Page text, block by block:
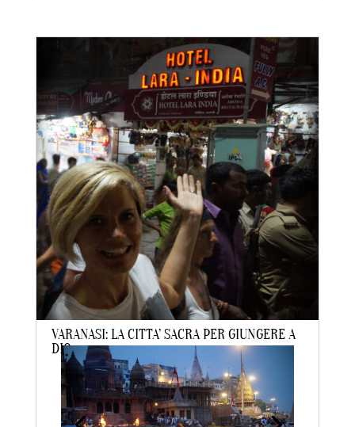
VARANASI: LA CITTA’ SACRA PER GIUNGERE A
DIO
dalaraadmin|Gen 10, 2021|IN EVIDENZA TRAVEL